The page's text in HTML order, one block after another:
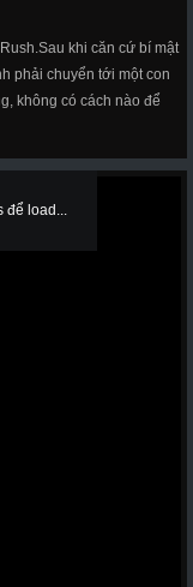
khi căn cứ bí mật
phải chuyển tới một con
không có cách nào để
để load...